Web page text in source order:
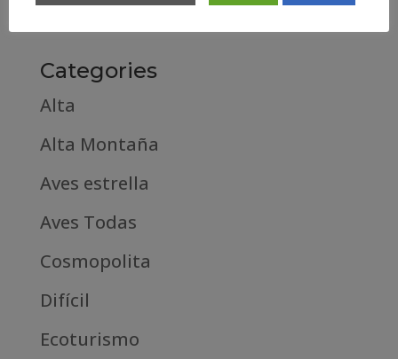
Categories
Alta
Alta Montaña
Aves estrella
Aves Todas
Cosmopolita
Difícil
Ecoturismo